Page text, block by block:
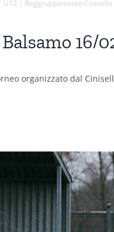
U12 | Raggruppamento
16/
organizzato dal